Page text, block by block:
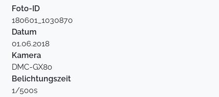
Foto-ID
180601_1030870
Datum
01.06.2018
Kamera
DMC-GX80
Belichtungszeit
1/500s